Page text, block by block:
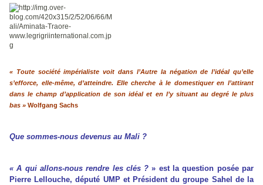
« Toute société impérialiste voit dans l’Autre la négation de l’idéal qu’elle
s’efforce, elle-même, d’atteindre. Elle cherche à le domestiquer en l’attirant
dans le champ d’application de son idéal et en l’y situant au degré le plus
bas » Wolfgang Sachs
Que sommes-nous devenus au Mali ?
« A qui allons-nous rendre les clés ? » est la question posée par
Pierre Lellouche, député UMP et Président du groupe Sahel de la